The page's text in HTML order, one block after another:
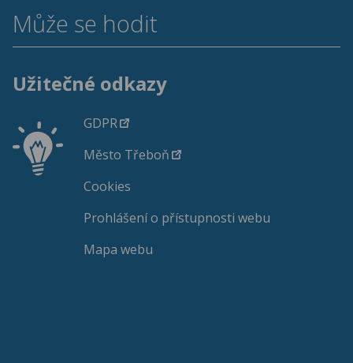
Může se hodit
Užitečné odkazy
GDPR
Město Třeboň
Cookies
Prohlášení o přístupnosti webu
Mapa webu